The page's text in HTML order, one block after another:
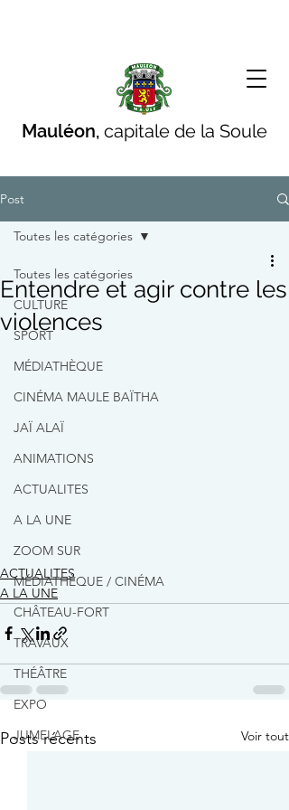
Mauléon, capitale de la Soule
Post
Toutes les catégories
CULTURE
SPORT
MÉDIATHÈQUE
CINÉMA MAULE BAÏTHA
JAÏ ALAÏ
ANIMATIONS
ACTUALITES
A LA UNE
ZOOM SUR
MÉDIATHÈQUE / CINÉMA
CHÂTEAU-FORT
TRAVAUX
THÉÂTRE
EXPO
JUMELAGE
Toutes les catégories
Entendre et agir contre les
violences
ACTUALITES
A LA UNE
Posts récents Voir tout